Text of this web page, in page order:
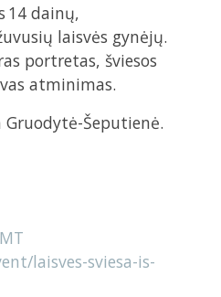
14 dainų,
laisvės gynėjų.
portretas, šviesos
atminimas.
Gruodytė-Šeputienė.
laisves-sviesa-is-